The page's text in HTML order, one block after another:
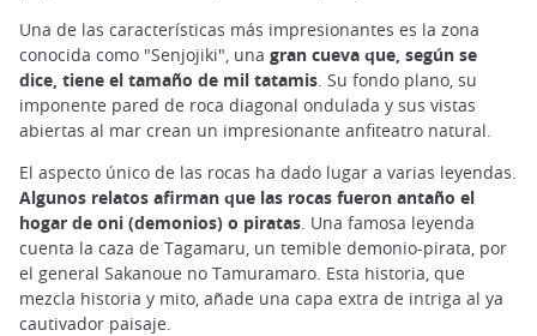
Una de las características más impresionantes es la zona
conocida como "Senjojiki", una gran cueva que, según se
dice, tiene el tamaño de mil tatamis . Su fondo plano, su
imponente pared de roca diagonal ondulada y sus vistas
abiertas al mar crean un impresionante anfiteatro natural.
El aspecto único de las rocas ha dado lugar a varias leyendas.
Algunos relatos afirman que las rocas fueron antaño el
hogar de oni (demonios) o piratas . Una famosa leyenda
cuenta la caza de Tagamaru, un temible demonio-pirata, por
el general Sakanoue no Tamuramaro. Esta historia, que
mezcla historia y mito, añade una capa extra de intriga al ya
cautivador paisaje.